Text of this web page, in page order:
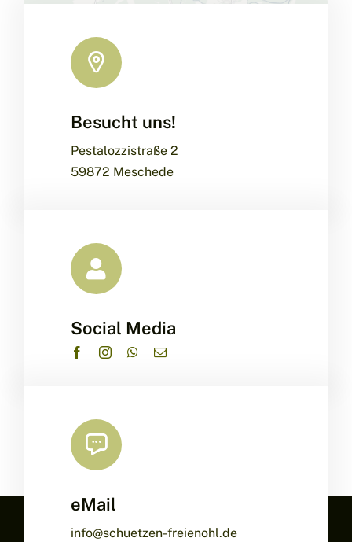
Leaflet |Map data ©OpenStreetMap
Besucht uns!
Pestalozzistraße 2
59872 Meschede
Social Media
eMail
info@schuetzen-freienohl.de